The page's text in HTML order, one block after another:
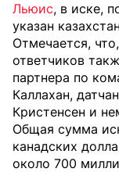
Льюис, в иске,
указан
Отмечается,
ответчиков
партнера по
Каллахан,
Кристенсен и
Общая сумма
канадских
около 700